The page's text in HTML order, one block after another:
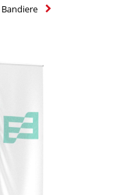
Bandiere